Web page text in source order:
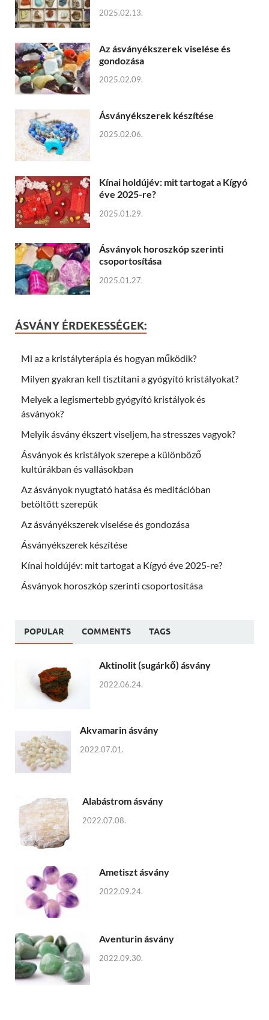
2025.02.13.
Az ásványékszerek viselése és
gondozása
2025.02.09.
Ásványékszerek készítése
2025.02.06.
Kínai holdújév: mit tartogat a Kígyó
éve 2025-re?
2025.01.29.
Ásványok horoszkóp szerinti
csoportosítása
2025.01.27.
ÁSVÁNY ÉRDEKESSÉGEK:
Mi az a kristályterápia és hogyan működik?
Milyen gyakran kell tisztítani a gyógyító kristályokat?
Melyek a legismertebb gyógyító kristályok és
ásványok?
Melyik ásvány ékszert viseljem, ha stresszes vagyok?
Ásványok és kristályok szerepe a különböző
kultúrákban és vallásokban
Az ásványok nyugtató hatása és meditációban
betöltött szerepük
Az ásványékszerek viselése és gondozása
Ásványékszerek készítése
Kínai holdújév: mit tartogat a Kígyó éve 2025-re?
Ásványok horoszkóp szerinti csoportosítása
POPULAR COMMENTS TAGS
Aktinolit (sugárkő) ásvány
2022.06.24.
Akvamarin ásvány
2022.07.01.
Alabástrom ásvány
2022.07.08.
Ametiszt ásvány
2022.09.24.
Aventurin ásvány
2022.09.30.